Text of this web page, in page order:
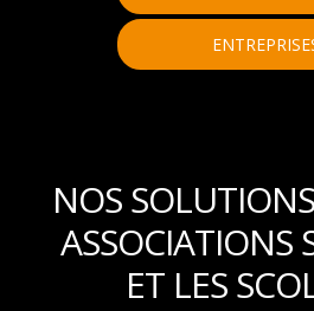
NOS
ASSOCIATIONS
ET LES